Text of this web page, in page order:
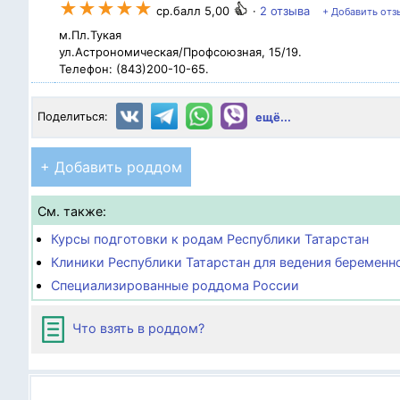
★★★★★ ср.балл 5,00 · 2 отзыва + Добавить
м.Пл.Тукая
ул.Астрономическая/Профсоюзная, 15/19.
Телефон: (843)200-10-65.
Поделиться: ещё...
+ Добавить роддом
См. также:
Курсы подготовки к родам Республики Татарстан
Клиники Республики Татарстан для ведения
Специализированные роддома России
Что взять в роддом?